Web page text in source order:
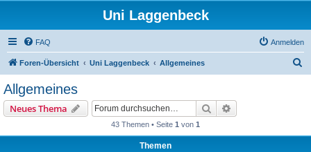
Uni Laggenbeck
FAQ Anmelden
Foren-Übersicht Uni Laggenbeck Allgemeines
Allgemeines
Neues Thema Suche
43 Themen • Seite 1 von 1
Themen